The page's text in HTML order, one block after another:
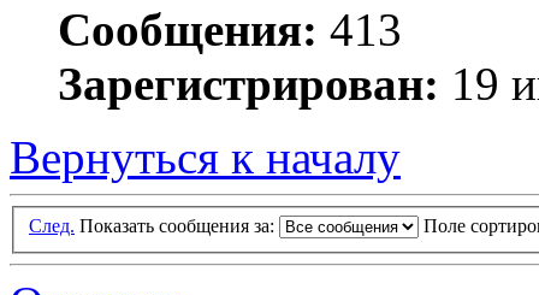
Сообщения: 413
Зарегистрирован: 19
Вернуться к началу
След. Показать сообщения за: Поле